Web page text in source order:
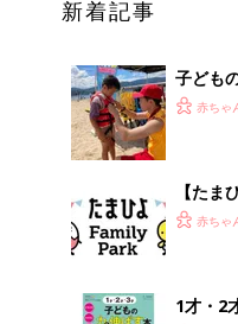
新着記事
子ども
まねく
赤ちゃ
【たま
赤ちゃ
1才・2